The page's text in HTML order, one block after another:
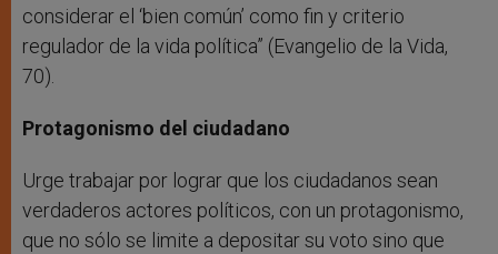
considerar el ‘bien común’ como fin y criterio
regulador de la vida política” (Evangelio de la Vida,
70).
Protagonismo del ciudadano
Urge trabajar por lograr que los ciudadanos sean
verdaderos actores políticos, con un protagonismo,
que no sólo se limite a depositar su voto sino que